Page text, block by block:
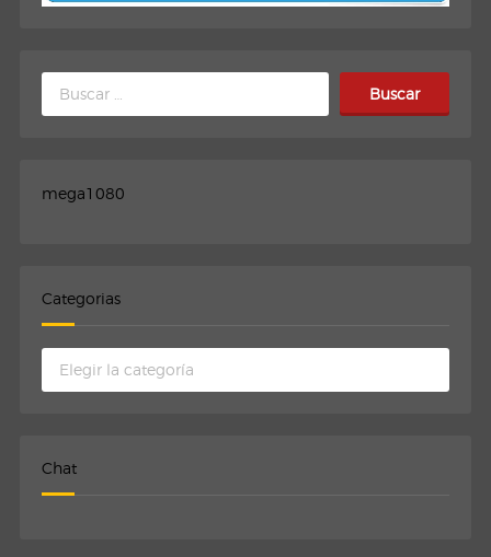
Buscar:
mega1080
Categorias
Categorias
Chat